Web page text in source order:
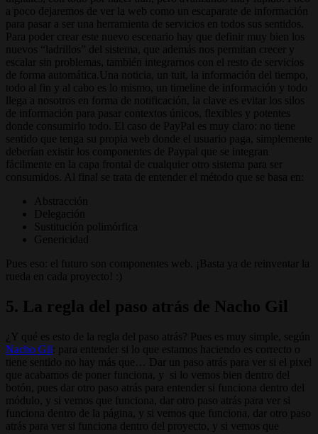
a poco dejaremos de ver la web como un escaparate de información
para pasar a ser una herramienta de servicios en todos sus sentidos.
Para poder crear este nuevo escenario hay que definir muy bien los
nuevos “ladrillos” del sistema, que además nos permitan crecer y
escalar sin problemas, también integrarnos con el resto de servicios
de forma automática.Una noticia, un tuit, la información del tiempo,
todo al fin y al cabo es lo mismo, un timeline de información y todo
llega a nosotros en forma de notificación, la clave es evitar los silos
de información para pasar contextos únicos, flexibles y potentes
donde consumirlo todo. El caso de PayPal es muy claro: no tiene
sentido que tenga su propia web donde el usuario paga, simplemente
deberían existir los componentes de Paypal que se integran
fácilmente en la capa frontal de cualquier otro sistema para ser
consumidos. Al final se trata de entender el método que se basa en:
Abstracción
Delegación
Sustitución polimórfica
Genericidad
Pues eso: el futuro son componentes web. ¡Basta ya de reinventar la
rueda en cada proyecto! :)
5. La regla del paso atrás de Nacho Gil
¿Y qué es esto de la regla del paso atrás? Pues es muy simple, según
Nacho Gil : para entender si lo que estamos haciendo es correcto o
tiene sentido no hay más que… Dar un paso atrás para ver si el pixel
que acabamos de poner funciona, y si lo vemos bien dentro del
botón, pues dar otro paso atrás para entender si funciona dentro del
módulo, y si vemos que funciona, dar otro paso atrás para ver si
funciona dentro de la página, y si vemos que funciona, dar otro paso
atrás para ver si funciona dentro del proyecto, y si vemos que